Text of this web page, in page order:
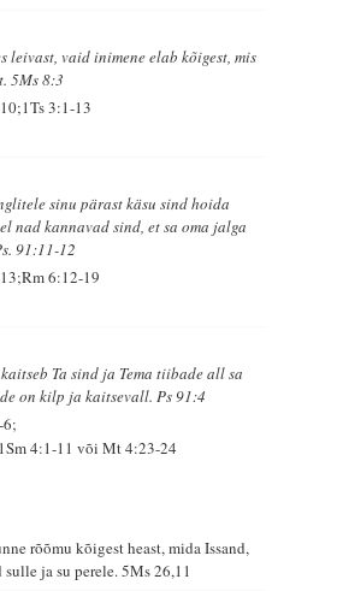
leivast, vaid inimene elab kõigest, mis
5Ms 8:3
3:1-13
sinu pärast käsu sind hoida
nad kannavad sind, et sa oma jalga
91:11-12
6:12-19
Ta sind ja Tema tiibade all sa
on kilp ja kaitsevall. Ps 91:4
4:1-11 või Mt 4:23-24
rõõmu kõigest heast, mida Issand,
sulle ja su perele.5Ms 26,11